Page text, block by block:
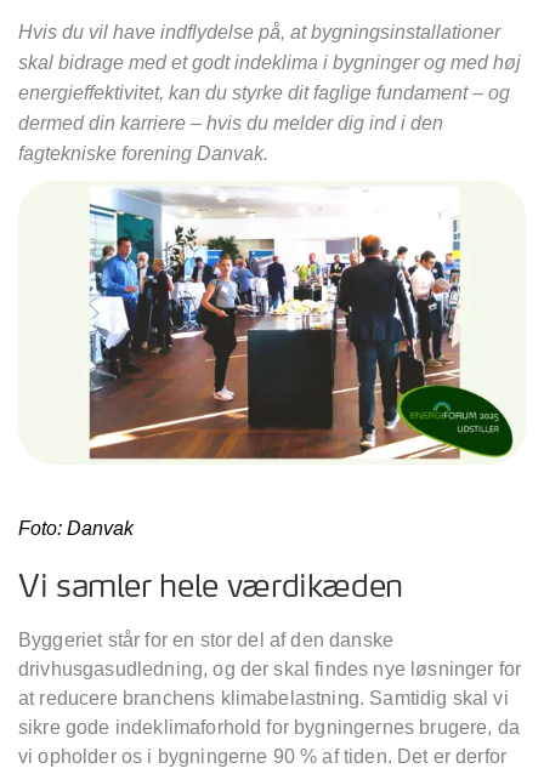
Hvis du vil have indflydelse på, at bygningsinstallationer
skal bidrage med et godt indeklima i bygninger og med høj
energieffektivitet, kan du styrke dit faglige fundament – og
dermed din karriere – hvis du melder dig ind i den
fagtekniske forening Danvak.
Foto: Danvak
Vi samler hele værdikæden
Byggeriet står for en stor del af den danske
drivhusgasudledning, og der skal findes nye løsninger for
at reducere branchens klimabelastning. Samtidig skal vi
sikre gode indeklimaforhold for bygningernes brugere, da
vi opholder os i bygningerne 90 % af tiden. Det er derfor